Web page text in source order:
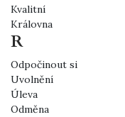
Kvalitní
Královna
R
Odpočinout si
Uvolnění
Úleva
Odměna